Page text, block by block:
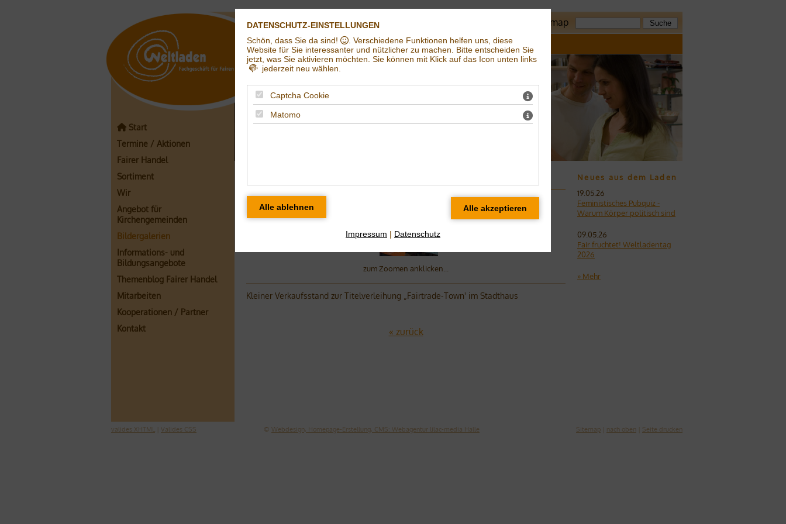
Sitemap
Start
Termine / Aktionen
Fairer Handel
Sortiment
Wir
Angebot für
Kirchengemeinden
Bildergalerien
Informations- und
Bildungsangebote
Themenblog Fairer Handel
Mitarbeiten
Kooperationen / Partner
Kontakt
Weltladen in Halle (Saale) | Eine Welt e.V. Halle
zum Zoomen anklicken...
Kleiner Verkaufsstand zur Titelverleihung „Fairtrade-Town' im Stadthaus
« zurück
Neues aus dem Laden
19.05.26
Feministisches Pubquiz -
Warum Körper politisch sind
09.05.26
Fair fruchtet! Weltladentag
2026
» Mehr
valides XHTML Valides CSS © Webdesign, Homepage-Erstellung, CMS: Webagentur lilac-media Halle Sitemap nach oben Seite drucken
DATENSCHUTZ-EINSTELLUNGEN
Schön, dass Sie da sind!
. Verschiedene Funktionen helfen uns, diese
Website für Sie interessanter und nützlicher zu machen.
Bitte entscheiden Sie
jetzt, was Sie aktivieren möchten. Sie können mit Klick auf das Icon unten links
jederzeit neu wählen.
Captcha Cookie
Matomo
Impressum | Datenschutz